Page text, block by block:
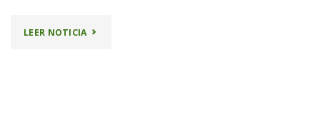
LEER NOTICIA"RETO